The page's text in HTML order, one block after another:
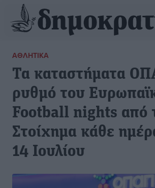
ΑΘΛΗΤΙΚΆ
Τα καταστήματα
ρυθμό του
Football nights από
Στοίχημα κάθε
14 Ιουλίου